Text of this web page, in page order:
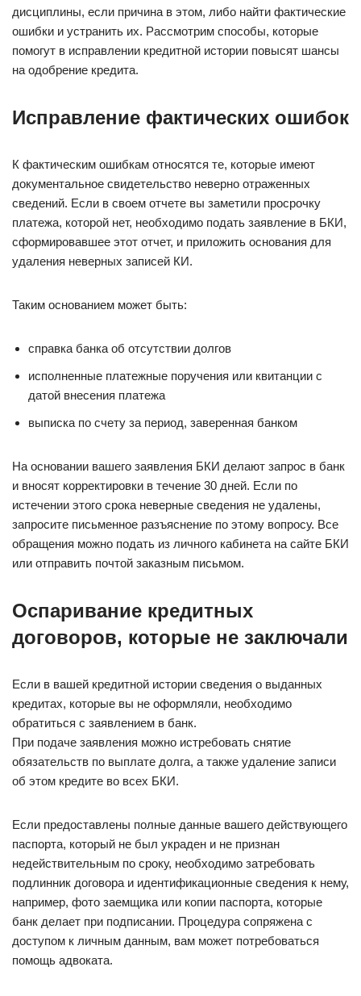
дисциплины, если причина в этом, либо найти фактические
ошибки и устранить их. Рассмотрим способы, которые
помогут в исправлении кредитной истории повысят шансы
на одобрение кредита.
Исправление фактических ошибок
К фактическим ошибкам относятся те, которые имеют
документальное свидетельство неверно отраженных
сведений. Если в своем отчете вы заметили просрочку
платежа, которой нет, необходимо подать заявление в БКИ,
сформировавшее этот отчет, и приложить основания для
удаления неверных записей КИ.
Таким основанием может быть:
справка банка об отсутствии долгов
исполненные платежные поручения или квитанции с
датой внесения платежа
выписка по счету за период, заверенная банком
На основании вашего заявления БКИ делают запрос в банк
и вносят корректировки в течение 30 дней. Если по
истечении этого срока неверные сведения не удалены,
запросите письменное разъяснение по этому вопросу. Все
обращения можно подать из личного кабинета на сайте БКИ
или отправить почтой заказным письмом.
Оспаривание кредитных
договоров, которые не заключали
Если в вашей кредитной истории сведения о выданных
кредитах, которые вы не оформляли, необходимо
обратиться с заявлением в банк.
При подаче заявления можно истребовать снятие
обязательств по выплате долга, а также удаление записи
об этом кредите во всех БКИ.
Если предоставлены полные данные вашего действующего
паспорта, который не был украден и не признан
недействительным по сроку, необходимо затребовать
подлинник договора и идентификационные сведения к нему,
например, фото заемщика или копии паспорта, которые
банк делает при подписании. Процедура сопряжена с
доступом к личным данным, вам может потребоваться
помощь адвоката.